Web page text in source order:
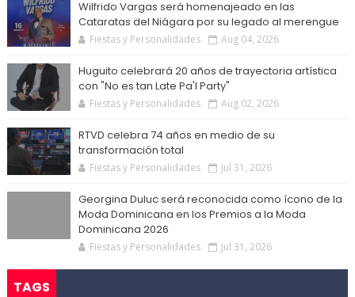
Wilfrido Vargas será homenajeado en las
Cataratas del Niágara por su legado al merengue
Fiestas y Personalidades Aug 04, 2026
Huguito celebrará 20 años de trayectoria artística
con "No es tan Late Pa'l Party"
Fiestas y Personalidades Aug 02, 2026
RTVD celebra 74 años en medio de su
transformación total
Fiestas y Personalidades Jul 31, 2026
Georgina Duluc será reconocida como ícono de la
Moda Dominicana en los Premios a la Moda
Dominicana 2026
Fiestas y Personalidades Jul 31, 2026
TAGS